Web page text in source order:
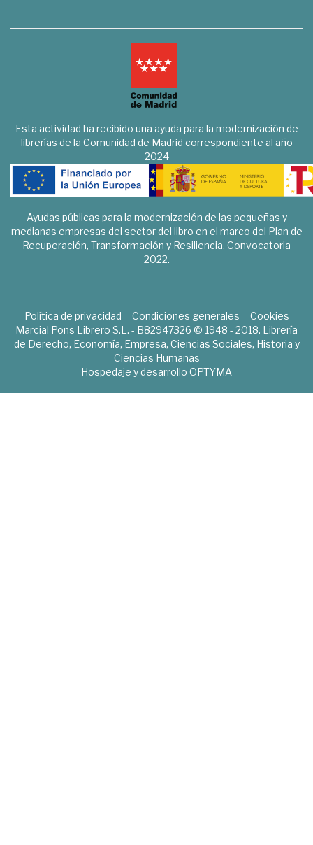
Esta actividad ha recibido una ayuda para la modernización de
librerías de la Comunidad de Madrid correspondiente al año
2024
Ayudas públicas para la modernización de las pequeñas y
medianas empresas del sector del libro en el marco del Plan de
Recuperación, Transformación y Resiliencia. Convocatoria
2022.
Política de privacidad Condiciones generales
Cookies
Marcial Pons Librero S.L. - B82947326 © 1948 - 2018. Librería
de Derecho, Economía, Empresa, Ciencias Sociales, Historia y
Ciencias Humanas
Hospedaje y desarrollo OPTYMA